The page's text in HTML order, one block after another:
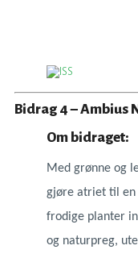
Bidrag 4 – Ambius
Om bidraget:
Med grønne og
gjøre atriet til en
frodige planter
og naturpreg,